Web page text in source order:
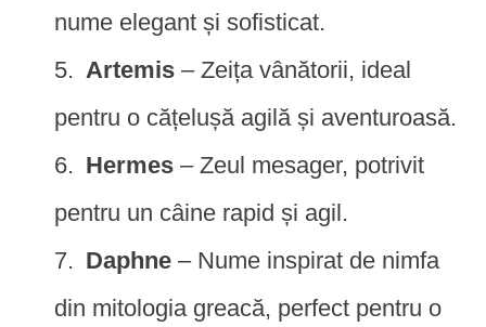
nume elegant și sofisticat.
Artemis – Zeița vânătorii, ideal
pentru o cățelușă agilă și aventuroasă.
Hermes – Zeul mesager, potrivit
pentru un câine rapid și agil.
Daphne – Nume inspirat de nimfa
din mitologia greacă, perfect pentru o